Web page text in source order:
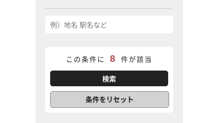
この条件に 8 件が該当
条件をリセット